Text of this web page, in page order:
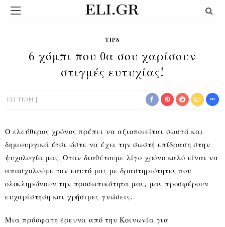
TIPS
6 χόμπι που θα σου χαρίσουν
στιγμές ευτυχίας!
ELI TEAM
Ο ελεύθερος χρόνος πρέπει να αξιοποιείται σωστά και
δημιουργικά έτσι ώστε να έχει την σωστή επίδραση στην
ψυχολογία μας. Όταν διαθέτουμε λίγο χρόνο καλό είναι να
απασχολούμε τον εαυτό μας με δραστηριότητες που
ολοκληρώνουν την προσωπικότητα μας, μας προσφέρουν
ευχαρίστηση και χρήσιμες γνώσεις.
Μια πρόσφατη έρευνα από την Κοινωνία για